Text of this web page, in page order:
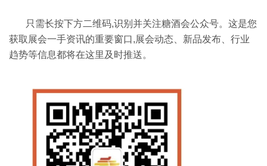
只需长按下方二维码,识别并关注糖酒会公众号。这是您
获取展会一手资讯的重要窗口,展会动态、新品发布、行业
趋势等信息都将在这里及时推送。